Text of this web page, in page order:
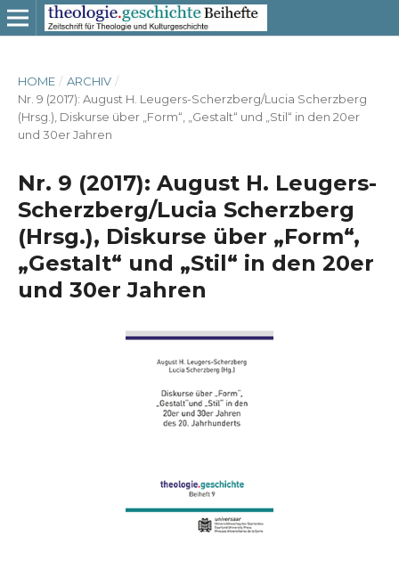
HOME / ARCHIV /
Nr. 9 (2017): August H. Leugers-Scherzberg/Lucia Scherzberg
(Hrsg.), Diskurse über „Form“, „Gestalt“ und „Stil“ in den 20er
und 30er Jahren
Nr. 9 (2017): August H. Leugers-
Scherzberg/Lucia Scherzberg
(Hrsg.), Diskurse über „Form“,
„Gestalt“ und „Stil“ in den 20er
und 30er Jahren